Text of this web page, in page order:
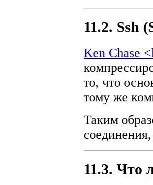
11.2. Ssh
Ken Chase <
то, что
тому же
Таким
11.3. Что